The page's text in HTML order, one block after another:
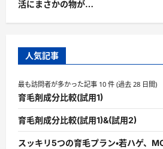
活にまさかの物が…
人気記事
最も訪問者が多かった記事 10 件 (過去 28 日間)
育毛剤成分比較(試用1)
育毛剤成分比較(試用1)&(試用2)
スッキリ5つの育毛プラン・若ハゲ、